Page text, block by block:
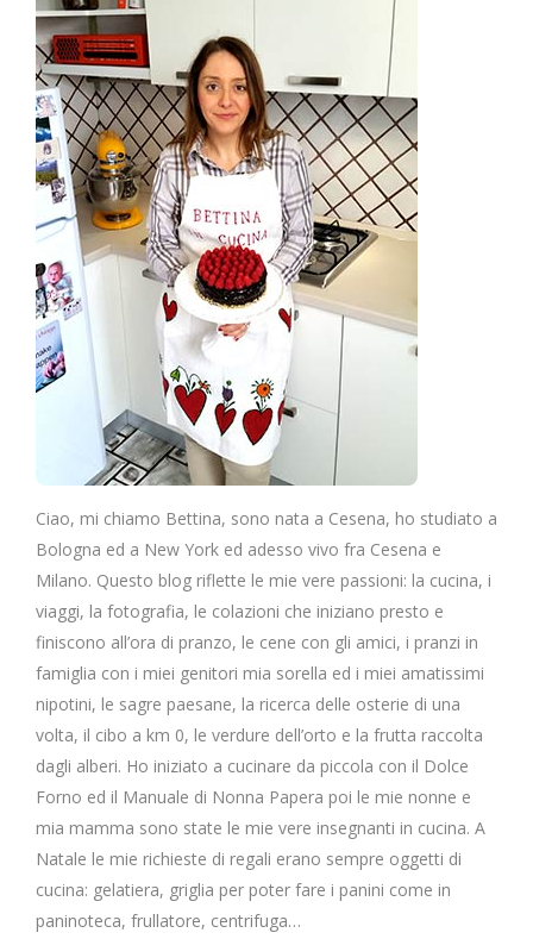
Ciao, mi chiamo Bettina, sono nata a Cesena, ho studiato a
Bologna ed a New York ed adesso vivo fra Cesena e
Milano. Questo blog riflette le mie vere passioni: la cucina, i
viaggi, la fotografia, le colazioni che iniziano presto e
finiscono all’ora di pranzo, le cene con gli amici, i pranzi in
famiglia con i miei genitori mia sorella ed i miei amatissimi
nipotini, le sagre paesane, la ricerca delle osterie di una
volta, il cibo a km 0, le verdure dell’orto e la frutta raccolta
dagli alberi. Ho iniziato a cucinare da piccola con il Dolce
Forno ed il Manuale di Nonna Papera poi le mie nonne e
mia mamma sono state le mie vere insegnanti in cucina. A
Natale le mie richieste di regali erano sempre oggetti di
cucina: gelatiera, griglia per poter fare i panini come in
paninoteca, frullatore, centrifuga…